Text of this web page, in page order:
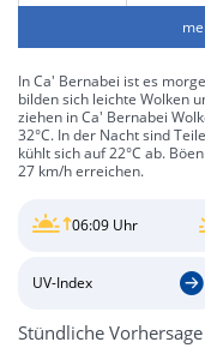
In Ca' Bernabei ist es
bilden sich leichte Wolken
ziehen in Ca' Bernabei
32°C. In der Nacht sind
kühlt sich auf 22°C ab.
27 km/h erreichen.
06:09 Uhr
UV-Index
Stündliche